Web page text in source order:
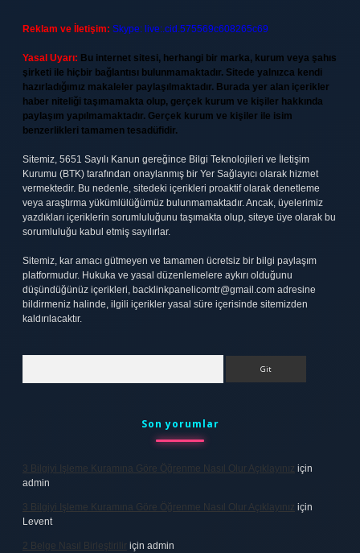
Reklam ve İletişim: Skype: live:.cid.575569c608265c69
Yasal Uyarı: Bu internet sitesi, herhangi bir marka, kurum veya şahıs
şirketi ile hiçbir bağlantısı bulunmamaktadır. Sitede yalnızca kendi
hazırladığımız makaleler paylaşılmaktadır. Burada yer alan içerikler
haber niteliği taşımamakta olup, gerçek kurum ve kişiler hakkında
paylaşım yapılmamaktadır. Gerçek kurum ve kişiler ile isim
benzerlikleri tamamen tesadüfidir.
Sitemiz, 5651 Sayılı Kanun gereğince Bilgi Teknolojileri ve İletişim
Kurumu (BTK) tarafından onaylanmış bir Yer Sağlayıcı olarak hizmet
vermektedir. Bu nedenle, sitedeki içerikleri proaktif olarak denetleme
veya araştırma yükümlülüğümüz bulunmamaktadır. Ancak, üyelerimiz
yazdıkları içeriklerin sorumluluğunu taşımakta olup, siteye üye olarak bu
sorumluluğu kabul etmiş sayılırlar.
Sitemiz, kar amacı gütmeyen ve tamamen ücretsiz bir bilgi paylaşım
platformudur. Hukuka ve yasal düzenlemelere aykırı olduğunu
düşündüğünüz içerikleri, backlinkpanelicomtr@gmail.com adresine
bildirmeniz halinde, ilgili içerikler yasal süre içerisinde sitemizden
kaldırılacaktır.
Son yorumlar
3 Bilgiyi Işleme Kuramına Göre Öğrenme Nasıl Olur Açıklayınız için
admin
3 Bilgiyi Işleme Kuramına Göre Öğrenme Nasıl Olur Açıklayınız için
Levent
2 Belge Nasıl Birleştirilir için admin